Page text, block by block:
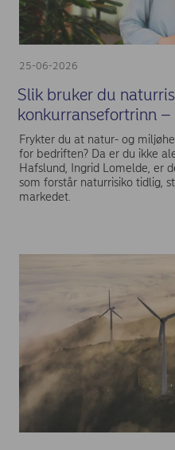
25-06-2026
Slik bruker du
konkurransefortrinn
Frykter du at natur- og
for bedriften? Da er du ikke
Hafslund, Ingrid Lomelde, er
som forstår naturrisiko tidlig,
markedet.